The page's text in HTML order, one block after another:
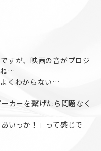
すが、映画の音がプロジ
ね…
くわからない…
カーを繋げたら問題なく
いっか！」って感じで